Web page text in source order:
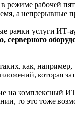
рабочей
а непрерывные
рамки услуги ИТ-
серверного
как,
которая
на комплексный
то это тоже